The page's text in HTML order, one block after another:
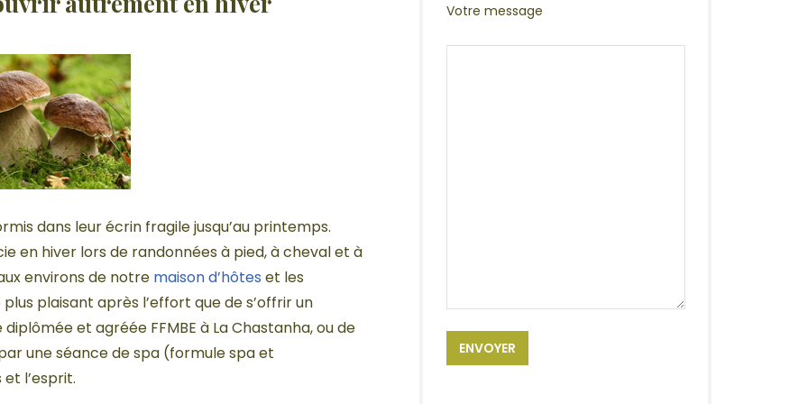
dans leur écrin fragile jusqu’au printemps.
en hiver lors de randonnées à pied, à cheval et à
environs de notre maison d’hôtes et les
plaisant après l’effort que de s’offrir un
et agréée FFMBE à La Chastanha, ou de
une séance de spa (formule spa et
l’esprit.
Votre message